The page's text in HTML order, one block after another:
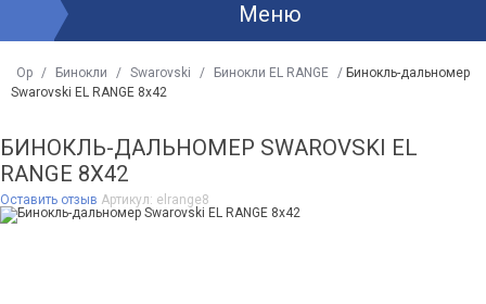
Меню
Op / Бинокли / Swarovski / Бинокли EL RANGE / Бинокль-дальномер
Swarovski EL RANGE 8x42
БИНОКЛЬ-ДАЛЬНОМЕР SWAROVSKI EL
RANGE 8X42
Оставить отзыв Артикул: elrange8